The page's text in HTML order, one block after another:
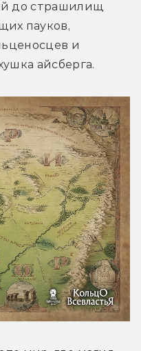
до страшилищ
пауков,
и
айсберга.